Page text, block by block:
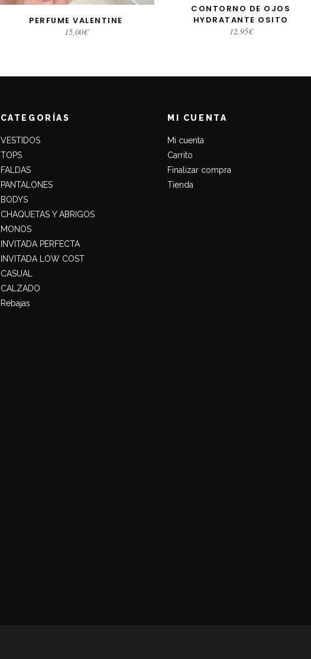
AÑADIR AL CARRITO
PERFUME VALENTINE
15,00€
AÑADIR AL CARRITO
CONTORNO DE OJOS
HYDRATANTE OSITO
12,95€
CATEGORÍAS
VESTIDOS
TOPS
FALDAS
PANTALONES
BODYS
CHAQUETAS Y ABRIGOS
MONOS
INVITADA PERFECTA
INVITADA LOW COST
CASUAL
CALZADO
Rebajas
MI CUENTA
Mi cuenta
Carrito
Finalizar compra
Tienda